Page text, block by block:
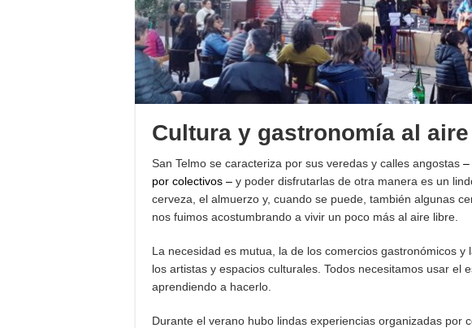
Cultura y gastronomía al
San Telmo se caracteriza por sus veredas y calles angostas –
por colectivos – y poder disfrutarlas de otra manera es un
cerveza, el almuerzo y, cuando se puede, también algunas
nos fuimos acostumbrando a vivir un poco más al aire libre.
La necesidad es mutua, la de los comercios gastronómicos
los artistas y espacios culturales. Todos necesitamos usar el
aprendiendo a hacerlo.
Durante el verano hubo lindas experiencias organizadas por